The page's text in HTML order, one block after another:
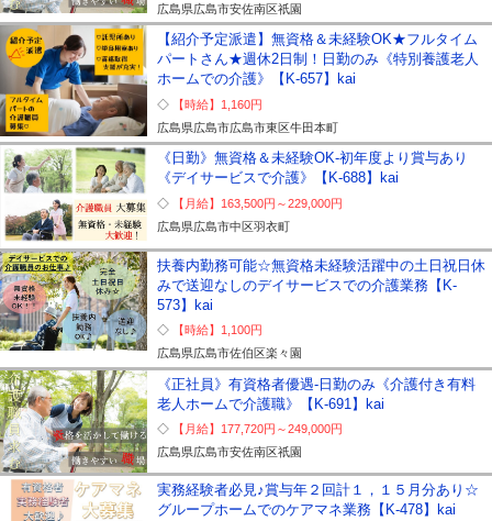
広島県広島市安佐南区祇園
【紹介予定派遣】無資格＆未経験OK★フルタイム
パートさん★週休2日制！日勤のみ《特別養護老人
ホームでの介護》【K-657】kai
【時給】 1,160円
広島県広島市広島市東区牛田本町
《日勤》無資格＆未経験OK-初年度より賞与あり
《デイサービスで介護》【K-688】kai
【月給】 163,500円～229,000円
広島県広島市中区羽衣町
扶養内勤務可能☆無資格未経験活躍中の土日祝日休
みで送迎なしのデイサービスでの介護業務【K-
573】kai
【時給】 1,100円
広島県広島市佐伯区楽々園
《正社員》有資格者優遇-日勤のみ《介護付き有料
老人ホームで介護職》【K-691】kai
【月給】 177,720円～249,000円
広島県広島市安佐南区祇園
実務経験者必見♪賞与年２回計１，１５月分あり☆
グループホームでのケアマネ業務【K-478】kai